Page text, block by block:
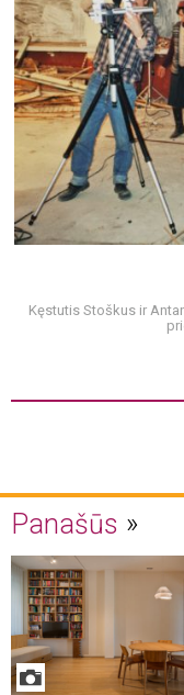
Kęstutis Stoškus ir
Panašūs